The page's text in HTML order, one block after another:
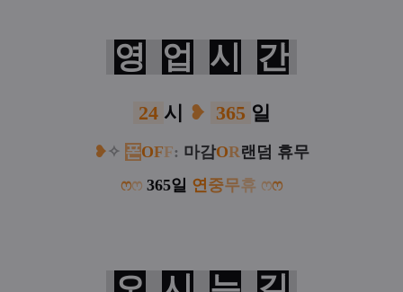
영 업 시 간
24 시 ❥ 365 일
❥ ✧ 폰OFF: 마감OR랜덤 휴무
ෆෆ 365일 연중무휴 ෆෆ